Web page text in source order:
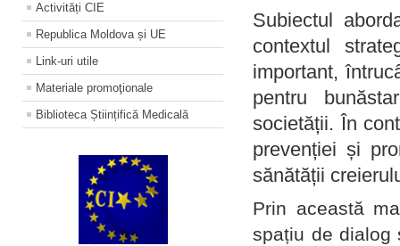
Activități CIE
Republica Moldova și UE
Link-uri utile
Materiale promoţionale
Biblioteca Științifică Medicală
Subiectul
contextul
important,
pentru
societății. În
prevenției și
sănătății
Prin această
spațiu de dialog